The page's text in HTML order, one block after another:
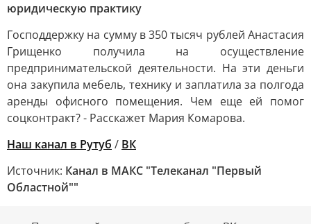
юридическую практику
Господдержку на сумму в 350 тысяч рублей Анастасия
Грищенко получила на осуществление
предпринимательской деятельности. На эти деньги
она закупила мебель, технику и заплатила за полгода
аренды офисного помещения. Чем еще ей помог
соцконтракт? - Расскажет Мария Комарова.
Наш канал в Рутуб / ВК
Источник: Канал в МАКС "Телеканал "Первый
Областной""